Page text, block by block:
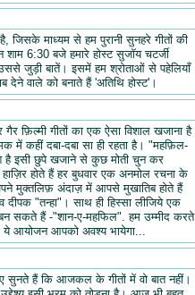
जिसके माध्यम से हम पुरानी सुनहरे गीतों की
शाम 6:30 बजे हमारे होस्ट सुजॉय चटर्जी
जुड़ी बातें। इसमें हम श्रोताओं से पहेलियाँ
देने वाले को बनाते हैं 'अतिथि होस्ट'।
फ़िल्मी गीतों का एक ऐसा विशाल खजाना है
में कहीं दबा-दबा सा ही रहता है। "महफ़िल-
इसी छुपे खजाने से कुछ मोती चुन कर
होते हैं हर बुधवार एक अनमोल रचना के
मुक्तलिफ़ अंदाज़ में आपसे मुखातिब होते हैं
दीपक "तन्हा"। साथ ही हिस्सा लीजिये एक
सकते हैं -"शान-ए-महफिल". हम उम्मीद करते
आयोजन आपको अवश्य भायेगा...
सुनते हैं कि आजकल के गीतों में वो बात नहीं।